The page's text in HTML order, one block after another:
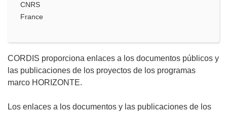
CNRS
France
CORDIS proporciona enlaces a los documentos públicos y
las publicaciones de los proyectos de los programas
marco HORIZONTE.
Los enlaces a los documentos y las publicaciones de los